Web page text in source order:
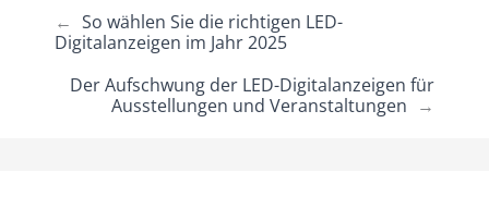
← So wählen Sie die richtigen LED-
Digitalanzeigen im Jahr 2025
Der Aufschwung der LED-Digitalanzeigen für
Ausstellungen und Veranstaltungen →